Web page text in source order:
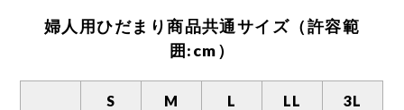
定となっております。
●一般的な肌着に比べ伸縮性が高いため。
●生地に厚みがあり、靴下をはいた場合、肌着
と重なる部分が膨れてしまうのを防ぐため。
婦人用ひだまり商品共通サイズ（許容範
囲:cm）
S M L LL 3L